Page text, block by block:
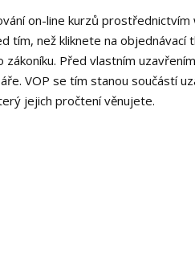
on-line kurzů
než kliknete na objednávací
Před vlastním
VOP se tím stanou součástí
jejich pročtení věnujete.